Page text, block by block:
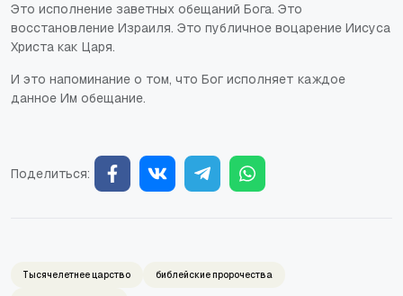
Это исполнение заветных обещаний Бога. Это
восстановление Израиля. Это публичное воцарение Иисуса
Христа как Царя.
И это напоминание о том, что Бог исполняет каждое
данное Им обещание.
Поделиться:
Тысячелетнее царство библейские пророчества